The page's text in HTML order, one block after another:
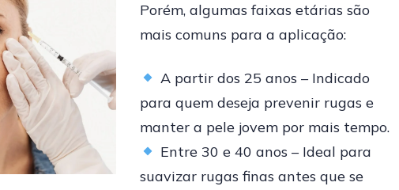
Porém, algumas faixas etárias são
mais comuns para a aplicação:
A partir dos 25 anos – Indicado
para quem deseja prevenir rugas e
manter a pele jovem por mais tempo.
Entre 30 e 40 anos – Ideal para
suavizar rugas finas antes que se